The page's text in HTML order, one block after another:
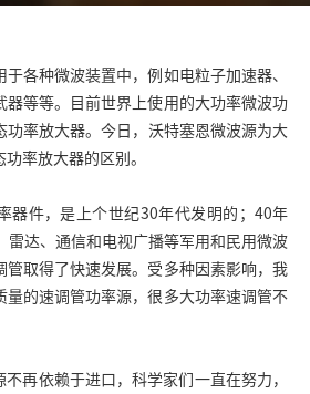
各种微波装置中，例如电粒子加速器、
器等等。目前世界上使用的大功率微波功
率放大器。今日，沃特塞恩微波源为大
率放大器的区别。
器件，是上个世纪30年代发明的；40年
雷达、通信和电视广播等军用和民用微波
管取得了快速发展。受多种因素影响，我
量的速调管功率源，很多大功率速调管不
不再依赖于进口，科学家们一直在努力，